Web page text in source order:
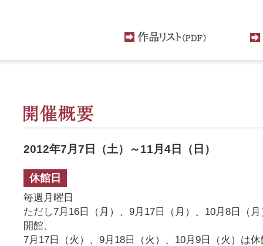
2012年7月7日（土）～11月4日（日）
休館日
毎週月曜日
ただし7月16日（月）、9月17日（月）、10月8日（
開館、
7月17日（火）、9月18日（火）、10月9日（火）は休